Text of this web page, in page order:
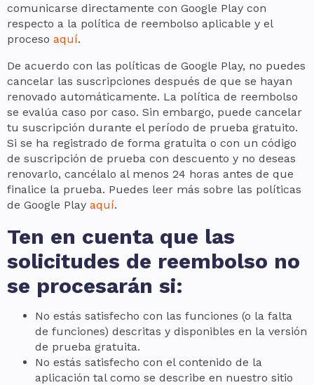
comunicarse directamente con Google Play con
respecto a la política de reembolso aplicable y el
proceso aquí.
De acuerdo con las políticas de Google Play, no puedes
cancelar las suscripciones después de que se hayan
renovado automáticamente. La política de reembolso
se evalúa caso por caso. Sin embargo, puede cancelar
tu suscripción durante el período de prueba gratuito.
Si se ha registrado de forma gratuita o con un código
de suscripción de prueba con descuento y no deseas
renovarlo, cancélalo al menos 24 horas antes de que
finalice la prueba. Puedes leer más sobre las políticas
de Google Play aquí.
Ten en cuenta que las
solicitudes de reembolso no
se procesarán si:
No estás satisfecho con las funciones (o la falta
de funciones) descritas y disponibles en la versión
de prueba gratuita.
No estás satisfecho con el contenido de la
aplicación tal como se describe en nuestro sitio